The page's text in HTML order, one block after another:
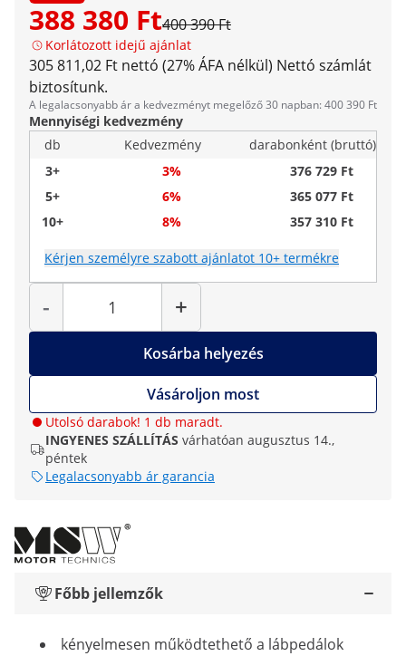
388 380 Ft400 390 Ft
Korlátozott idejű ajánlat
305 811,02 Ft nettó (27% ÁFA nélkül) Nettó számlát
biztosítunk.
A legalacsonyabb ár a kedvezményt megelőző 30 napban: 400 390 Ft
Mennyiségi kedvezmény
db
Kedvezmény
darabonként (bruttó)
3+
3%
376 729 Ft
5+
6%
365 077 Ft
10+
8% 357 310 Ft
Kérjen személyre szabott ajánlatot 10+ termékre
-
Mennyiség
+
Kosárba helyezés
Vásároljon most
Utolsó darabok! 1 db maradt.
INGYENES SZÁLLÍTÁS várhatóan augusztus 14.,
péntek
Legalacsonyabb ár garancia
Főbb jellemzők
kényelmesen működtethető a lábpedálok